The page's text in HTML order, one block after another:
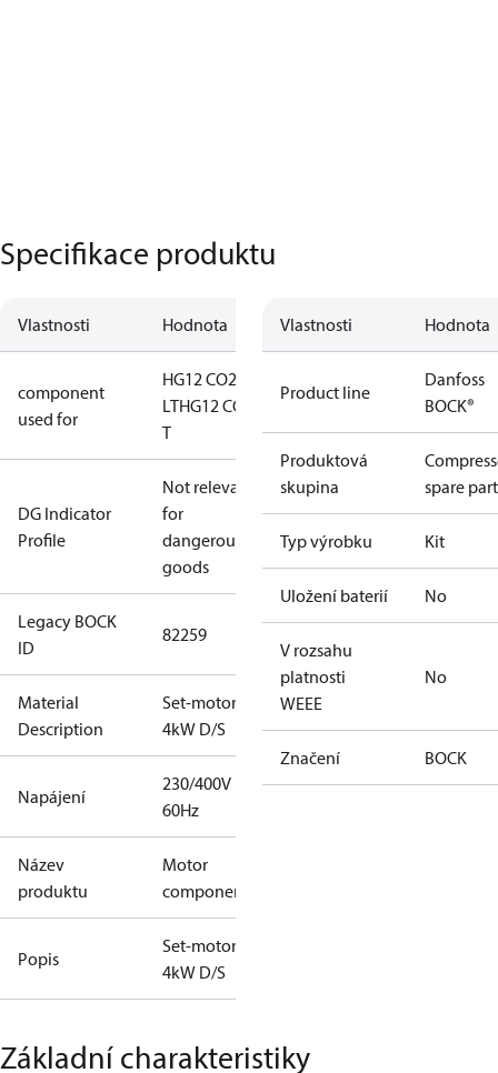
Specifikace produktu
Vlastnosti Hodnota
component
used for
HG12 CO2
LTHG12 CO2
T
DG Indicator
Profile
Not relevant
for
dangerous
goods
Legacy BOCK
ID
82259
Material
Description
Set-motor
4kW D/S
Napájení
230/400V
60Hz
Název
produktu
Motor
component
Popis
Set-motor
4kW D/S
Vlastnosti Hodnota
Product line
Danfoss
BOCK®
Produktová
skupina
spare
Typ výrobku Kit
Uložení baterií No
V rozsahu
platnosti
WEEE
No
Značení BOCK
Základní charakteristiky